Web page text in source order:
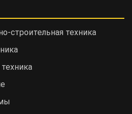
cтроительная техника